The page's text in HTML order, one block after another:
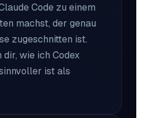
Code zu einem
machst, der genau
zugeschnitten ist.
wie ich Codex
ist als